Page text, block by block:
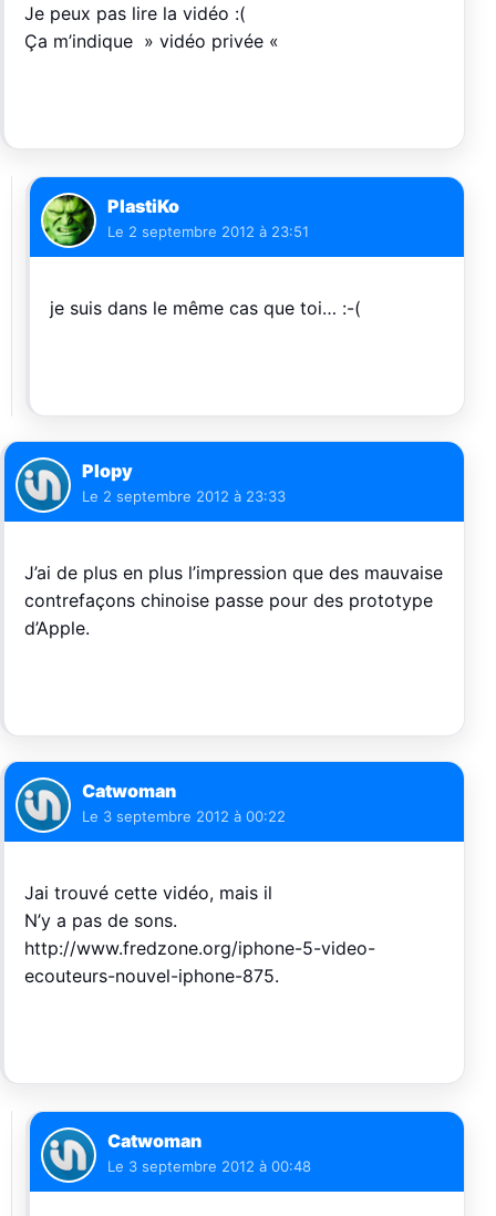
Je peux pas lire la vidéo :(
Ça m’indique » vidéo privée «
PlastiKo
Le 2 septembre 2012 à 23:51
je suis dans le même cas que toi… :-(
Plopy
Le 2 septembre 2012 à 23:33
J’ai de plus en plus l’impression que des mauvaise
contrefaçons chinoise passe pour des prototype
d’Apple.
Catwoman
Le 3 septembre 2012 à 00:22
Jai trouvé cette vidéo, mais il
N’y a pas de sons.
http://www.fredzone.org/iphone-5-video-
ecouteurs-nouvel-iphone-875.
Catwoman
Le 3 septembre 2012 à 00:48